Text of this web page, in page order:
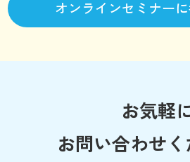
オンラインセミナー
お気軽
お問い合わせく